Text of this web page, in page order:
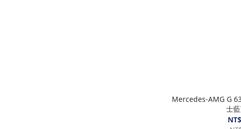
Mercedes-AMG G
士